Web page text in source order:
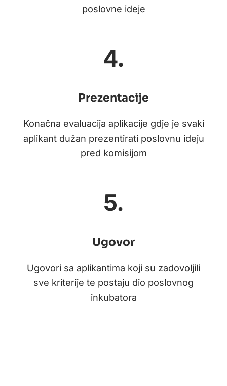
poslovne ideje
4.
Prezentacije
Konačna evaluacija aplikacije gdje je svaki
aplikant dužan prezentirati poslovnu ideju
pred komisijom
5.
Ugovor
Ugovori sa aplikantima koji su zadovoljili
sve kriterije te postaju dio poslovnog
inkubatora